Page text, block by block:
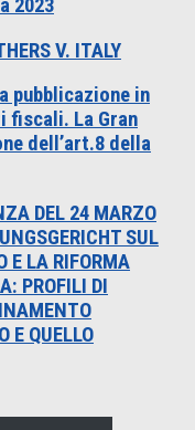
2023
V. ITALY
pubblicazione in
fiscali. La Gran
dell’art.8 della
DEL 24 MARZO
SUL
E LA RIFORMA
PROFILI DI
E QUELLO